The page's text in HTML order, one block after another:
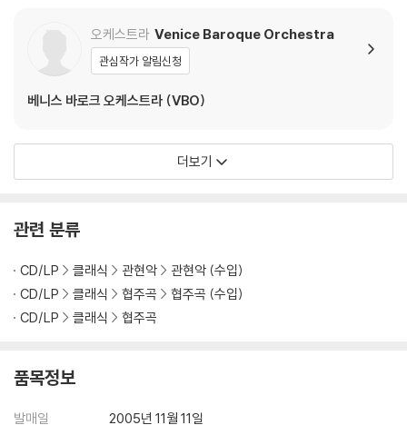
n: Romances For) [L
Edition) [25CD 박스
세트]
s Recordings)
오케스트라 Venice Baroque Orchestra
관심작가 알림신청
베니스 바로크 오케스트라 (VBO)
더보기
관련 분류
CD/LP 클래식 관현악
관현악 (수입)
CD/LP
클래식 협주곡
협주곡 (수입)
CD/LP
클래식 협주곡
품목정보
발매일
2005년 11월 11일